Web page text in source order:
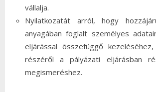
vállalja.
Nyilatkozatát arról, hogy
anyagában foglalt személyes
eljárással összefüggő
részéről a pályázati eljárásban
megismeréshez.